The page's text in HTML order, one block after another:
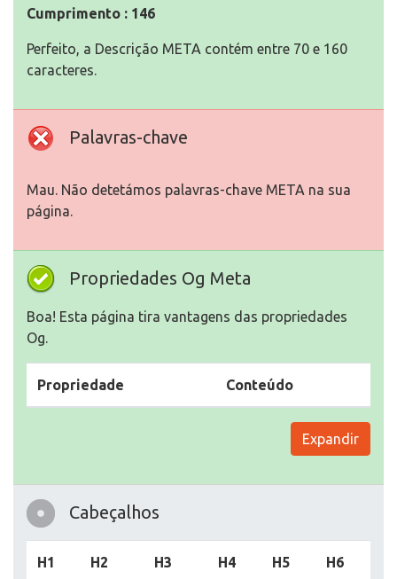
Cumprimento : 146
Perfeito, a Descrição META contém entre 70 e 160
caracteres.
Palavras-chave
Mau. Não detetámos palavras-chave META na sua
página.
Propriedades Og Meta
Boa! Esta página tira vantagens das propriedades
Og.
Propriedade Conteúdo
Expandir
Cabeçalhos
H1 H2 H3 H4 H5 H6